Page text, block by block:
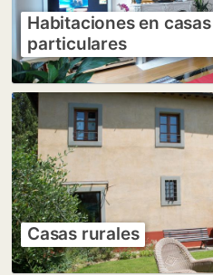
Habitaciones en casas
particulares
Casas rurales